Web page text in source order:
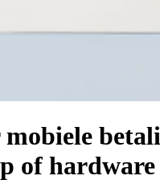
mobiele
of hardware